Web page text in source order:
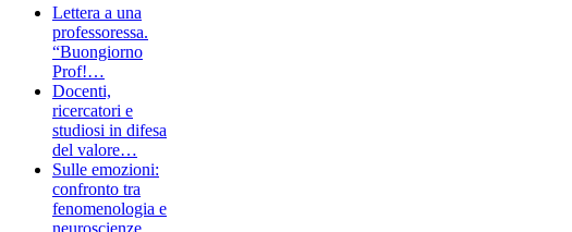
Lettera a una
professoressa.
“Buongiorno
Prof!…
Docenti,
ricercatori e
studiosi in difesa
del valore…
Sulle emozioni:
confronto tra
fenomenologia e
neuroscienze